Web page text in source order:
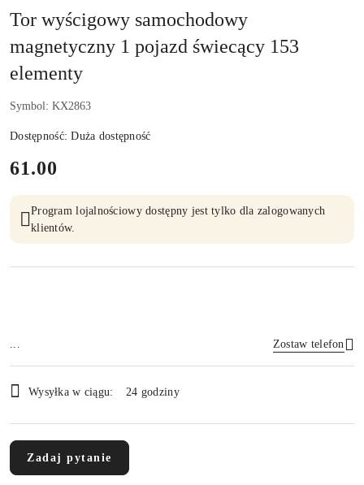
Tor wyścigowy samochodowy
magnetyczny 1 pojazd świecący 153
elementy
Symbol: KX2863
Dostępność:Duża dostępność
cena:
61.00
Program lojalnościowy dostępny jest tylko dla zalogowanych
klientów.
... Zostaw telefon
i
dostawa
Wysyłka w ciągu: 24 godziny
Zadaj pytanie